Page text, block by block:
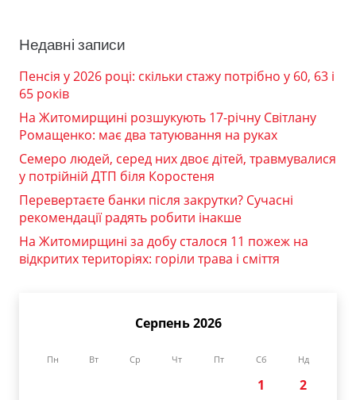
Недавні записи
Пенсія у 2026 році: скільки стажу потрібно у 60, 63 і
65 років
На Житомирщині розшукують 17-річну Світлану
Ромащенко: має два татуювання на руках
Семеро людей, серед них двоє дітей, травмувалися
у потрійній ДТП біля Коростеня
Перевертаєте банки після закрутки? Сучасні
рекомендації радять робити інакше
На Житомирщині за добу сталося 11 пожеж на
відкритих територіях: горіли трава і сміття
Серпень 2026
Пн Вт Ср Чт Пт Сб Нд
1
2